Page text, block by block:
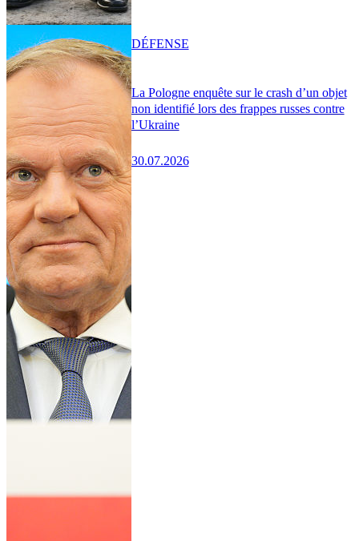
La Pologne enquête sur le crash d’un objet
non identifié lors des frappes russes contre
l’Ukraine
30.07.2026
DÉFENSE